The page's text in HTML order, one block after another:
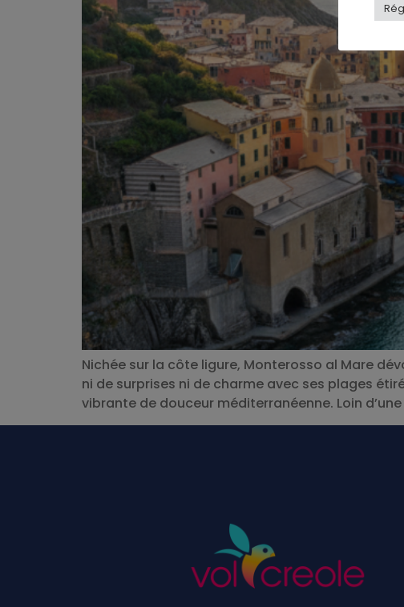
Nichée sur la côte ligure, Monterosso al Mare
ni de surprises ni de charme avec ses plages
vibrante de douceur méditerranéenne. Loin